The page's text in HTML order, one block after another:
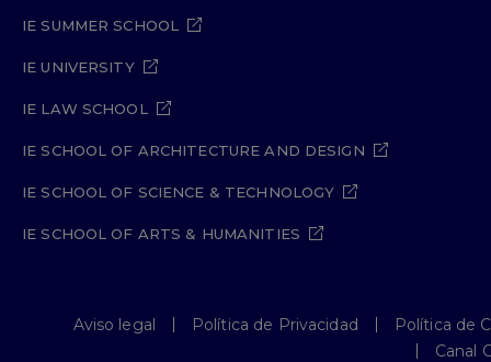
IE SUMMER SCHOOL
IE UNIVERSITY
IE LAW SCHOOL
IE SCHOOL OF ARCHITECTURE AND DESIGN
IE SCHOOL OF SCIENCE & TECHNOLOGY
IE SCHOOL OF ARTS & HUMANITIES
Aviso legal Política de Privacidad
Política de
Canal